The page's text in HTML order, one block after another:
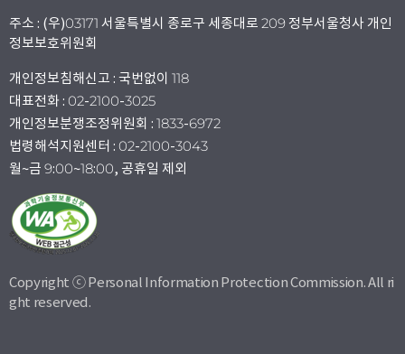
주소 : (우)03171 서울특별시 종로구 세종대로 209 정부서울청사 개인
정보보호위원회
개인정보침해신고 : 국번없이 118
대표전화 : 02-2100-3025
개인정보분쟁조정위원회 : 1833-6972
법령해석지원센터 : 02-2100-3043
월~금 9:00~18:00, 공휴일 제외
Copyright ⓒ Personal Information Protection Commission. All ri
ght reserved.